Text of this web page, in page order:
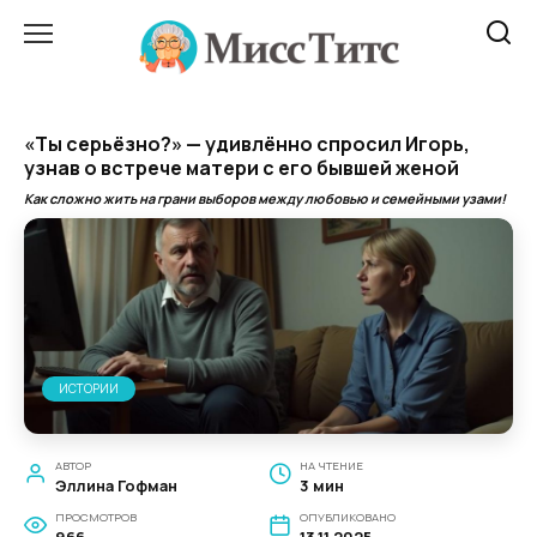
«Ты серьёзно?» — удивлённо спросил Игорь,
узнав о встрече матери с его бывшей женой
Как сложно жить на грани выборов между любовью и семейными узами!
ИСТОРИИ
АВТОР
Эллина Гофман
НА ЧТЕНИЕ
3 мин
ПРОСМОТРОВ ОПУБЛИКОВАНО